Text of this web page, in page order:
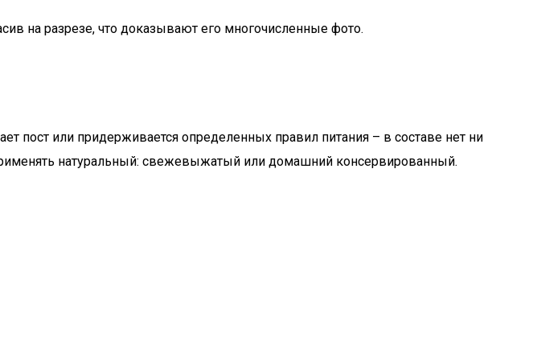
на разрезе, что доказывают его многочисленные фото.
пост или придерживается определенных правил питания – в составе нет ни
натуральный: свежевыжатый или домашний консервированный.